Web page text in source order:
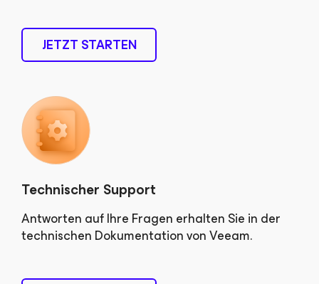
JETZT STARTEN
Technischer Support
Antworten auf Ihre Fragen erhalten Sie in der
technischen Dokumentation von Veeam.